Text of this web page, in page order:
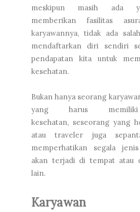
meskipun masih ada
memberikan fasilitas
karyawannya, tidak ada
mendaftarkan diri sendiri
pendapatan kita untuk
kesehatan.
Bukan hanya seorang
yang harus
kesehatan, seseorang yang
atau traveler juga
memperhatikan segala
akan terjadi di tempat atau
lain.
Karyawan